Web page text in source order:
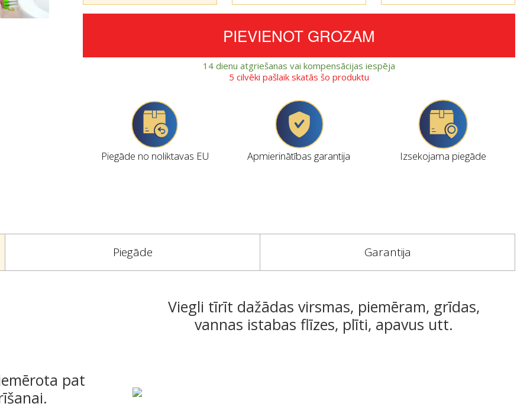
PIEVIENOT GROZAM
14 dienu atgriešanas vai kompensācijas iespēja
5 cilvēki pašlaik skatās šo produktu
Piegāde no noliktavas EU Apmierinātības garantija Izsekojama piegāde
Piegāde Garantija
Viegli tīrīt dažādas virsmas, piemēram, grīdas,
vannas istabas flīzes, plīti, apavus utt.
pat